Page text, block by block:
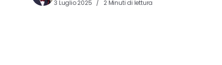
3 Luglio 2025 2 Minuti di lettura